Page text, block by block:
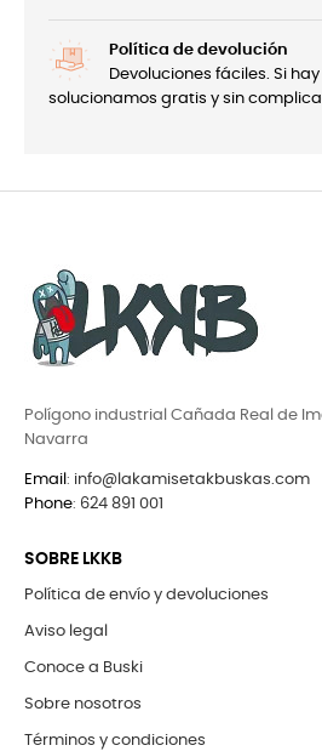
Política de devolución
Devoluciones fáciles. Si
solucionamos gratis y sin
Polígono industrial Cañada Real de
Navarra
Email : info@lakamisetakbuskas.com
Phone: 624 891 001
SOBRE LKKB
Política de envío y devoluciones
Aviso legal
Conoce a Buski
Sobre nosotros
Términos y condiciones